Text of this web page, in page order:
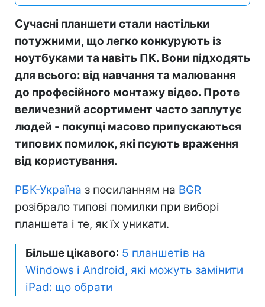
Сучасні планшети стали настільки
потужними, що легко конкурують із
ноутбуками та навіть ПК. Вони підходять
для всього: від навчання та малювання
до професійного монтажу відео. Проте
величезний асортимент часто заплутує
людей - покупці масово припускаються
типових помилок, які псують враження
від користування.
РБК-Україна з посиланням на BGR
розібрало типові помилки при виборі
планшета і те, як їх уникати.
Більше цікавого: 5 планшетів на
Windows і Android, які можуть замінити
iPad: що обрати